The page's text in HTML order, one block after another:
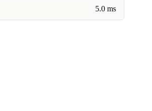
5.0 ms